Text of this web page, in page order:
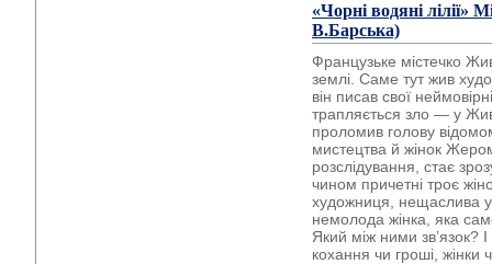
«Чорні водяні лілії»
В.Барська)
Французьке містечко
землі. Саме тут жив
він писав свої
трапляється зло — у
проломив голову
мистецтва й жінок
розслідування, стає
чином причетні троє
художниця, нещаслива у
немолода жінка, яка
Який між ними
кохання чи гроші, жінки